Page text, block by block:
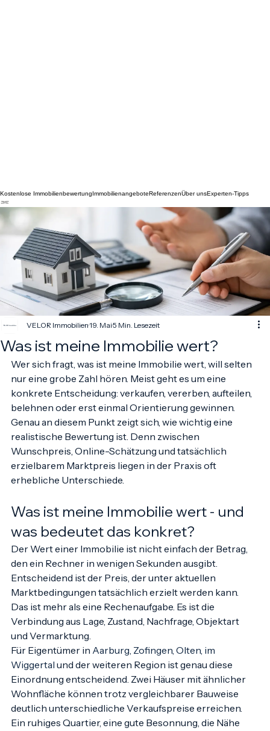
Kostenlose Immobilienbewertung
Was ist meine Immobilie wert?
Wer sich fragt, was ist meine Immobilie wert, will selten
nur eine grobe Zahl hören. Meist geht es um eine
konkrete Entscheidung: verkaufen, vererben, aufteilen,
belehnen oder erst einmal Orientierung gewinnen.
Genau an diesem Punkt zeigt sich, wie wichtig eine
realistische Bewertung ist. Denn zwischen
Wunschpreis, Online-Schätzung und tatsächlich
erzielbarem Marktpreis liegen in der Praxis oft
Was ist meine Immobilie wert - und
was bedeutet das konkret?
Der Wert einer Immobilie ist nicht einfach der Betrag,
den ein Rechner in wenigen Sekunden ausgibt.
Entscheidend ist der Preis, der unter aktuellen
Marktbedingungen tatsächlich erzielt werden kann.
Das ist mehr als eine Rechenaufgabe. Es ist die
Verbindung aus Lage, Zustand, Nachfrage, Objektart
und Vermarktung.
Für Eigentümer in Aarburg, Zofingen, Olten, im
Wiggertal und der weiteren Region ist genau diese
Einordnung entscheidend. Zwei Häuser mit ähnlicher
Wohnfläche können trotz vergleichbarer Bauweise
deutlich unterschiedliche Verkaufspreise erreichen.